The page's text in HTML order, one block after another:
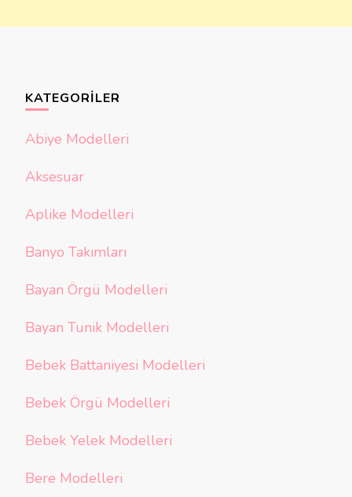
KATEGORILER
Abiye Modelleri
Aksesuar
Aplike Modelleri
Banyo Takımları
Bayan Örgü Modelleri
Bayan Tunik Modelleri
Bebek Battaniyesi Modelleri
Bebek Örgü Modelleri
Bebek Yelek Modelleri
Bere Modelleri